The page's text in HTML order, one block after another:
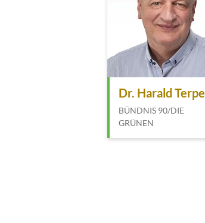
Dr. Harald Terpe
BÜNDNIS 90/DIE
GRÜNEN